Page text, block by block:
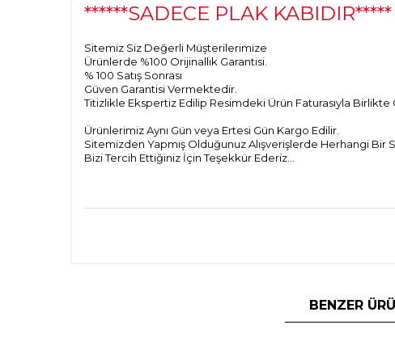
******SADECE PLAK KABIDIR*****
Sitemiz Siz Değerli Müşterilerimize
Ürünlerde %100 Orijinallık Garantisi.
% 100 Satış Sonrası
Güven Garantisi Vermektedir.
Titizlikle Ekspertiz Edilip Resimdeki Ürün Faturasıyla
Ürünlerimiz Aynı Gün veya Ertesi Gün Kargo Edilir.
Sitemizden Yapmış Olduğunuz Alışverişlerde Herhangi Bir
Bizi Tercih Ettiğiniz İçin Teşekkür Ederiz...
BENZER